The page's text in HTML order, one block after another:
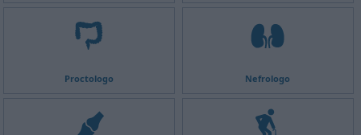
Proctologo Nefrologo